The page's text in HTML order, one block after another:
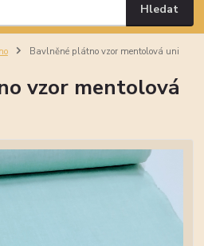
Hledat
Bavlněné plátno vzor mentolová uni
vzor mentolová